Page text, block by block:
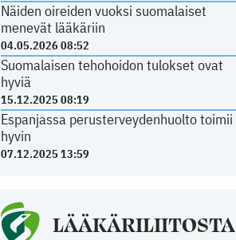
Näiden oireiden vuoksi suomalaiset
menevät lääkäriin
04.05.2026 08:52
Suomalaisen tehohoidon tulokset ovat
hyviä
15.12.2025 08:19
Espanjassa perusterveydenhuolto toimii
hyvin
07.12.2025 13:59
LÄÄKÄRILIITOSTA